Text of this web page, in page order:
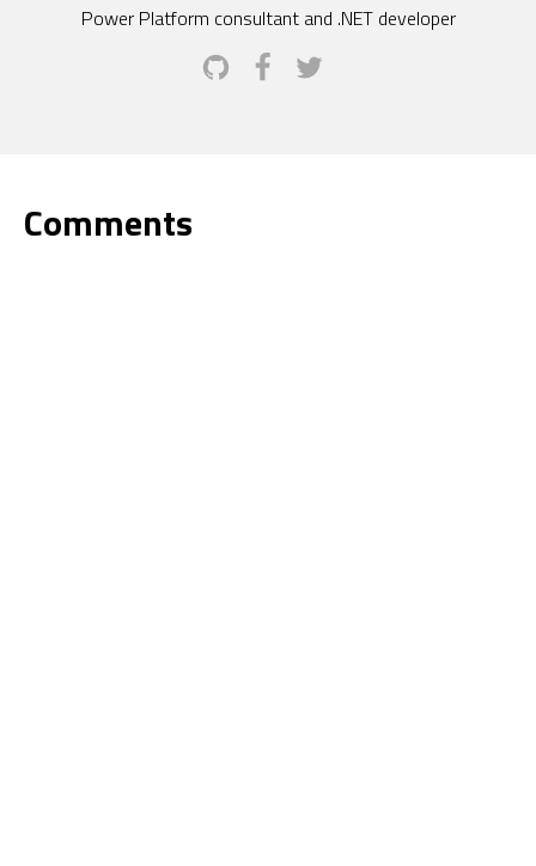
Power Platform consultant and .NET developer
Comments